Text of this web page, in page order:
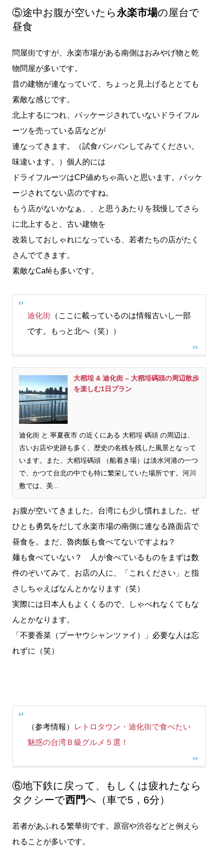
⑤途中お腹が空いたら 永楽市場の屋台で
昼食
問屋街ですが、永楽市場がある南側はおみやげ物と乾
物問屋が多いです。
昔の建物が連なっていて、ちょっと見上げるととても
素敵な感じです。
北上するにつれ、パッケージされていないドライフル
ーツを売っている店などが
連なってきます。（試食バンバンしてみてください。
味違います。）個人的には
ドライフルーツはCP値めちゃ高いと思います。パッケ
ージされてない店のですね。
もう店がないかなぁ、、と思うあたりを我慢してさら
に北上すると、古い建物を
改装しておしゃれになっている、若者たちの店がたく
さんでてきます。
素敵なCaféも多いです。
迪化街（ここに載っているのは情報古いし一部
です。もっと北へ（笑））
大稻埕 & 迪化街 – 大稻埕碼頭の周辺散歩
を楽しむ1日プラン
迪化街 と 寧夏夜市 の近くにある 大稻埕 碼頭 の周辺は、
古いお店や史跡も多く、歴史の名残を残した風景となって
います。また、大稻埕碼頭 （船着き場）は淡水河港の一つ
で、かつて台北の中でも特に繁栄していた場所です。河川
敷では、美...
お腹が空いてきました。台湾にも少し慣れました。ぜ
ひとも勇気をだして永楽市場の南側に連なる路面店で
昼食を。まだ、魯肉飯も食べてないですよね？
麺も食べていない？ 人が食べているものをまずは数
件のぞいてみて、お店の人に、「これください」と指
さしちゃえばなんとかなります（笑）
実際には日本人もよくくるので、しゃべれなくてもな
んとかなります。
「不要香菜（プーヤウシャンツァイ）」必要な人は忘
れずに（笑）
（参考情報）
レトロタウン・迪化街で食べたい
魅惑の台湾Ｂ級グルメ５選！
⑥地下鉄に戻って、もしくは疲れたなら
タクシーで西門へ（車で5，6分）
若者があふれる繁華街です。原宿や渋谷などと例えら
れることが多いです。